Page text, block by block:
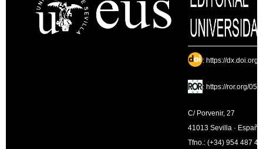
: https://dx.doi.org/
: https://ror.org/
C/ Porvenir, 27
41013 Sevilla · España
Tfno.: (+34) 954 487